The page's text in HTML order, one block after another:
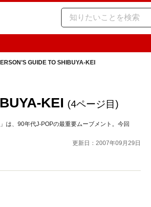
GUIDE TO SHIBUYA-KEI
KEI (4ページ目)
は、90年代J-POPの最重要ムーブメント。今回
更新日：2007年09月29日